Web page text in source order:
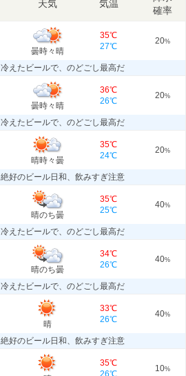
天気 気温
確率
曇時々晴
35℃
27℃
20%
冷えたビールで、のどごし最高だ
曇時々晴
36℃
26℃
20%
冷えたビールで、のどごし最高だ
晴時々曇
35℃
24℃
20%
絶好のビール日和、飲みすぎ注意
晴のち曇
35℃
25℃
40%
冷えたビールで、のどごし最高だ
晴のち曇
34℃
26℃
40%
冷えたビールで、のどごし最高だ
晴
33℃
26℃
40%
絶好のビール日和、飲みすぎ注意
35℃
26℃
10%